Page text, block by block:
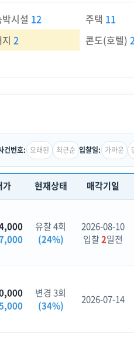
시설 12 주택 11
2 콘도(호텔)
건번호: 오래된 최근순 입찰일: 가까운
가 현재상태 매각기일
유찰 4회
(24%)
2026-08-10
입찰2일전
변경 3회
(34%)
2026-07-14